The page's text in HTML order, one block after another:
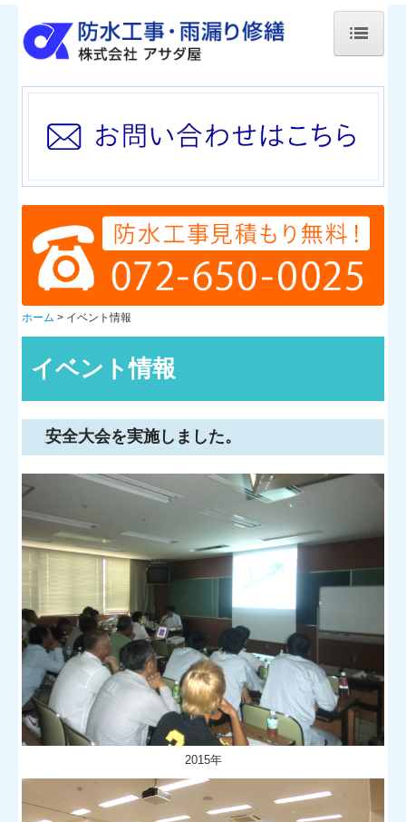
イベント情報
会社案内
アクセスマップ
採用情報
お問い合わせ
プライバシーポリシー
ホーム イベント情報
イベント情報
安全大会を実施しました。
2015年